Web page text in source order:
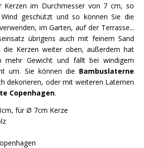
Kerzen im Durchmesser von 7 cm, so
geschützt und so können Sie die
im Garten, auf der Terrasse...
übrigens auch mit feinem Sand
die Kerzen weiter oben, außerdem hat
mehr Gewicht und fällt bei windigem
um. Sie können die Bambuslaterne
dekorieren, oder mit weiteren Laternen
Copenhagen.
für Ø 7cm Kerze